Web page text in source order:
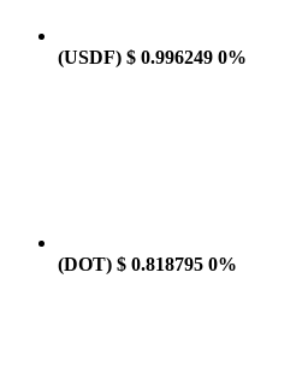
(USDF) $ 0.996249 0%
(DOT) $ 0.818795 0%